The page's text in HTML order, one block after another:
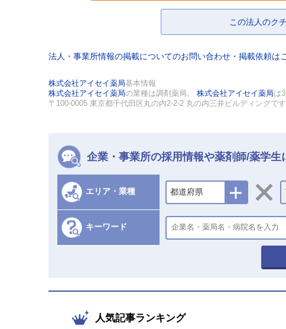
この法人のク
法人・事業所情報の掲載についてのお問い合わせ・掲載依頼は
株式会社アイセイ薬局基本情報
株式会社アイセイ薬局の業種は調剤薬局。 株式会社アイセイ薬局は
〒100-0005 東京都千代田区丸の内2-2-2 丸の内三井ビルディングです
企業・事業所の採用情報や薬剤師/薬学生
エリア・業種 都道府県
キーワード
人気記事ランキング